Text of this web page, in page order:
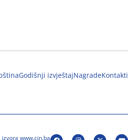
Godišnji izvještajNagradeKontakti
www.cin.ba